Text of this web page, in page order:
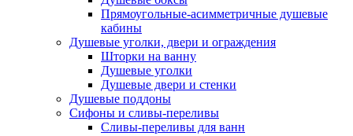
Прямоугольные-асимметричные душевые
кабины
Душевые уголки, двери и ограждения
Шторки на ванну
Душевые уголки
Душевые двери и стенки
Душевые поддоны
Сифоны и сливы-переливы
Сливы-переливы для ванн